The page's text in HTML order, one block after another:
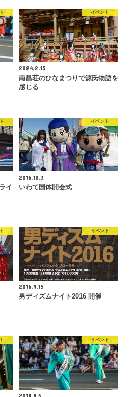
イベント
2024.2.15
南昌荘のひなまつりで源氏物語を
感じる
イ
イベント
2016.10.3
いわて国体開会式
イベント
2016.9.15
男ディズムナイト2016 開催
イベント